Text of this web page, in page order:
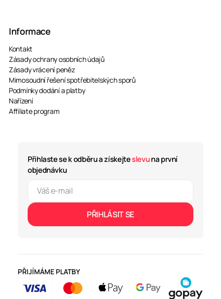
Informace
Kontakt
Zásady ochrany osobních údajů
Zásady vrácení peněz
Mimosoudní řešení spotřebitelských sporů
Podmínky dodání a platby
Nařízení
Affiliate program
Přihlaste se k odběru a získejteslevuna první
objednávku
PŘIHLÁSIT SE
PŘIJÍMÁME PLATBY